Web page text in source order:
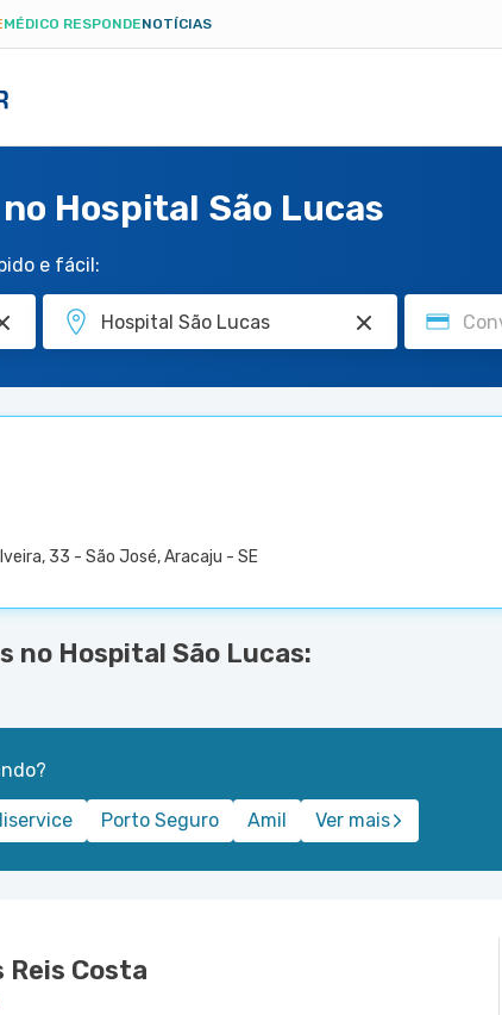
MÉDICO RESPONDENOTÍCIAS
Hospital São Lucas
e fácil:
33 - São José, Aracaju - SE
no Hospital São Lucas:
Porto Seguro Amil Ver mais
Reis Costa